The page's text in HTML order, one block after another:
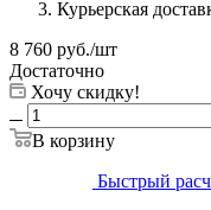
Курьерская
8 760 руб./шт
Достаточно
Хочу скидку!
В корзину
Быстрый